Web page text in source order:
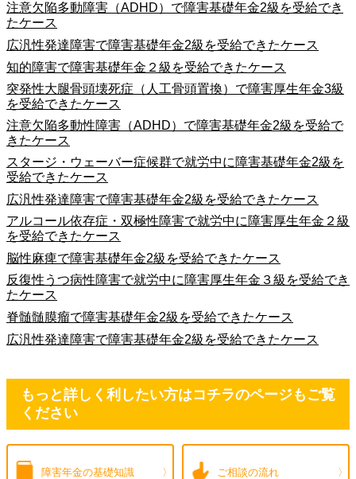
注意欠陥多動障害（ADHD）で障害基礎年金2級を受給でき
たケース
広汎性発達障害で障害基礎年金2級を受給できたケース
知的障害で障害基礎年金２級を受給できたケース
突発性大腿骨頭壊死症（人工骨頭置換）で障害厚生年金3級
を受給できたケース
注意欠陥多動性障害（ADHD）で障害基礎年金2級を受給で
きたケース
スタージ・ウェーバー症候群で就労中に障害基礎年金2級を
受給できたケース
広汎性発達障害で障害基礎年金2級を受給できたケース
アルコール依存症・双極性障害で就労中に障害厚生年金２級
を受給できたケース
脳性麻痺で障害基礎年金2級を受給できたケース
反復性うつ病性障害で就労中に障害厚生年金３級を受給でき
たケース
脊髄髄膜瘤で障害基礎年金2級を受給できたケース
広汎性発達障害で障害基礎年金2級を受給できたケース
もっと詳しく利したい方はコチラのページもご覧
ください
障害年金の基礎知識 ご相談の流れ